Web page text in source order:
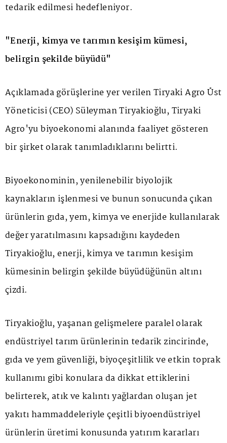
tedarik edilmesi hedefleniyor.
"Enerji, kimya ve tarımın kesişim kümesi,
belirgin şekilde büyüdü"
Açıklamada görüşlerine yer verilen Tiryaki Agro Üst
Yöneticisi (CEO) Süleyman Tiryakioğlu, Tiryaki
Agro'yu biyoekonomi alanında faaliyet gösteren
bir şirket olarak tanımladıklarını belirtti.
Biyoekonominin, yenilenebilir biyolojik
kaynakların işlenmesi ve bunun sonucunda çıkan
ürünlerin gıda, yem, kimya ve enerjide kullanılarak
değer yaratılmasını kapsadığını kaydeden
Tiryakioğlu, enerji, kimya ve tarımın kesişim
kümesinin belirgin şekilde büyüdüğünün altını
çizdi.
Tiryakioğlu, yaşanan gelişmelere paralel olarak
endüstriyel tarım ürünlerinin tedarik zincirinde,
gıda ve yem güvenliği, biyoçeşitlilik ve etkin toprak
kullanımı gibi konulara da dikkat ettiklerini
belirterek, atık ve kalıntı yağlardan oluşan jet
yakıtı hammaddeleriyle çeşitli biyoendüstriyel
ürünlerin üretimi konusunda yatırım kararları